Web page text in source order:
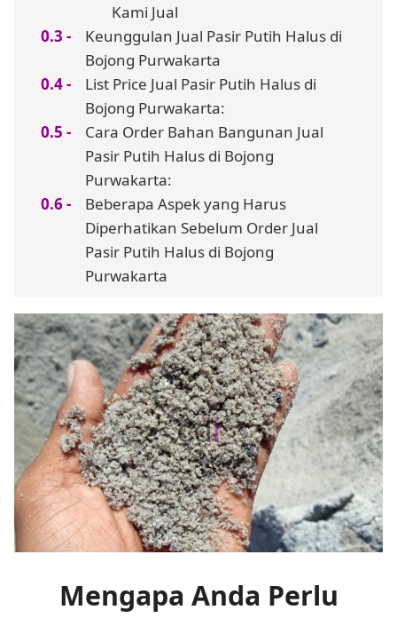
Kami Jual
Keunggulan Jual Pasir Putih Halus di
Bojong Purwakarta
List Price Jual Pasir Putih Halus di
Bojong Purwakarta:
Cara Order Bahan Bangunan Jual
Pasir Putih Halus di Bojong
Purwakarta:
Beberapa Aspek yang Harus
Diperhatikan Sebelum Order Jual
Pasir Putih Halus di Bojong
Purwakarta
Mengapa Anda Perlu